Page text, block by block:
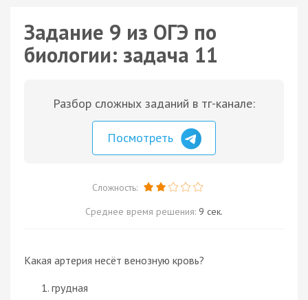
Задание 9 из ОГЭ по
биологии: задача 11
Разбор сложных заданий в тг-канале:
Посмотреть
Сложность:
Среднее время решения: 9 сек.
Какая артерия несёт венозную кровь?
грудная